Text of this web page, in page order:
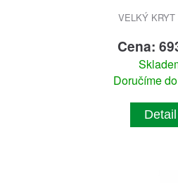
VELKÝ KRYT
Cena:
Doručíme
Detail